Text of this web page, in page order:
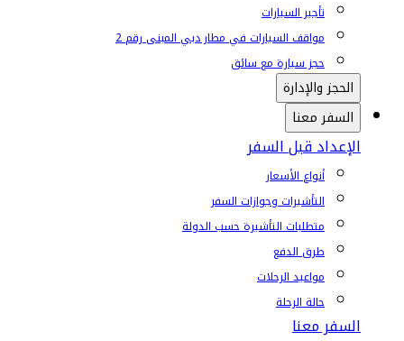
تأجير السيارات
مواقف السيارات في مطار دبي المبنى رقم 2
حجز سيارة مع سائق
الحجز والإدارة
السفر معنا
الإعداد قبل السفر
أنواع الأسعار
التأشيرات وجوازات السفر
متطلبات التأشيرة حسب الدولة
طرق الدفع
مواعيد الرحلات
حالة الرحلة
السفر معنا